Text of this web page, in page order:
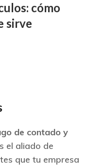
cómo
sirve
de contado y
el aliado de
que tu empresa